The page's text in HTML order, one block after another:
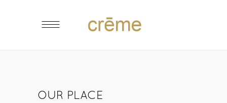
OUR PLACE